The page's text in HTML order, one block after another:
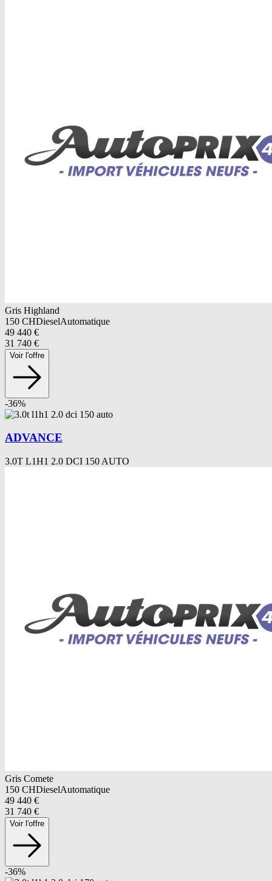
Gris Highland
150 CHDieselAutomatique
49 440 €
31 740 €
Voir l'offre
-36%
ADVANCE
3.0T L1H1 2.0 DCI 150 AUTO
Gris Comete
150 CHDieselAutomatique
49 440 €
31 740 €
Voir l'offre
-36%